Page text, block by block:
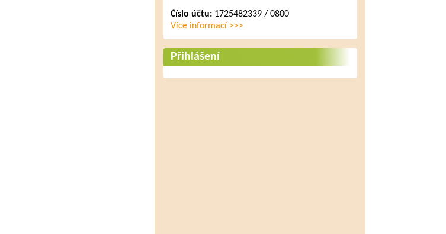
Číslo účtu:1725482339 / 0800
Více informací >>>
Přihlášení